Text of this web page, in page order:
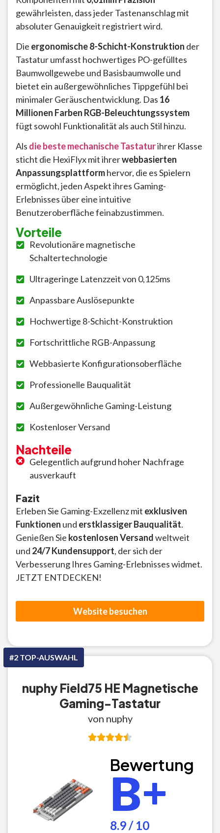
gewährleisten, dass jeder Tastenanschlag mit
absoluter Genauigkeit registriert wird.
Die ergonomische 8-Schicht-Konstruktion der
Tastatur umfasst hochwertiges PO-gefülltes
Baumwollgewebe und Basisbaumwolle und
bietet ein außergewöhnliches Tippgefühl bei
minimaler Geräuschentwicklung. Das 16
Millionen Farben RGB-Beleuchtungssystem
fügt sowohl Funktionalität als auch Stil hinzu.
Als die beste mechanische Tastaturihrer Klasse
sticht die HexiFlyx mit ihrerwebbasierten
Anpassungsplattformhervor, die es Spielern
ermöglicht, jeden Aspekt ihres Gaming-
Erlebnisses über eine intuitive
Benutzeroberfläche feinabzustimmen.
Vorteile
Revolutionäre magnetische
Schaltertechnologie
Ultrageringe Latenzzeit von 0,125ms
Anpassbare Auslösepunkte
Hochwertige 8-Schicht-Konstruktion
Fortschrittliche RGB-Anpassung
Webbasierte Konfigurationsoberfläche
Professionelle Bauqualität
Außergewöhnliche Gaming-Leistung
Kostenloser Versand
Nachteile
Gelegentlich aufgrund hoher Nachfrage
ausverkauft
Fazit
Erleben Sie Gaming-Exzellenz mit exklusiven
Funktionen und erstklassiger Bauqualität.
Genießen Sie kostenlosen Versandweltweit
und 24/7 Kundensupport, der sich der
Verbesserung Ihres Gaming-Erlebnisses widmet.
JETZT ENTDECKEN!
Website besuchen
#2 TOP-AUSWAHL
nuphy Field75 HE Magnetische
Gaming-Tastatur
von nuphy
Bewertung
B+
8.9 / 10